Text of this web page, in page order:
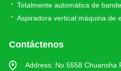
Totalmente automática de
Aspiradora vertical máquina de
Contáctenos
Address: No 5558 Chuansha